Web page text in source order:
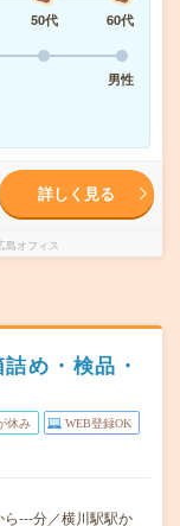
50代
60代
男性
詳しく見る
オフィス
め・検品・
休み WEB登録OK
---分／横川駅駅か